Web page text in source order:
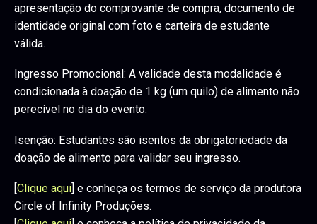
apresentação do comprovante de compra, documento de
identidade original com foto e carteira de estudante
válida.
Ingresso Promocional: A validade desta modalidade é
condicionada à doação de 1 kg (um quilo) de alimento não
perecível no dia do evento.
Isenção: Estudantes são isentos da obrigatoriedade da
doação de alimento para validar seu ingresso.
Clique aqui ] e conheça os termos de serviço da produtora
Circle of Infinity Produções.